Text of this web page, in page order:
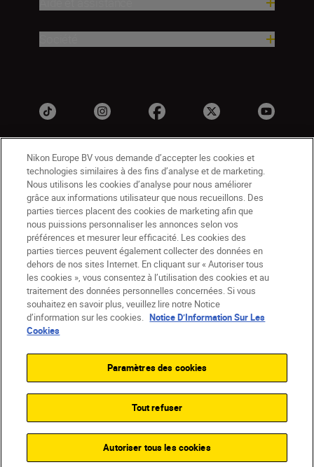
CH Nikon Sites
Contactez-nous
Avis de confidentialité
Conditions d’utilisation
CVG de la boutique Nikon Store
Notice d’information sur les cookies
Paramètres des cookies
© 2026 Nikon
SKIP
Nikon Europe BV vous demande d’accepter les cookies et
technologies similaires à des fins d’analyse et de marketing.
Nous utilisons les cookies d’analyse pour nous améliorer
grâce aux informations utilisateur que nous recueillons. Des
parties tierces placent des cookies de marketing afin que
nous puissions personnaliser les annonces selon vos
préférences et mesurer leur efficacité. Les cookies des
parties tierces peuvent également collecter des données en
dehors de nos sites Internet. En cliquant sur « Autoriser tous
les cookies », vous consentez à l’utilisation des cookies et au
traitement des données personnelles concernées. Si vous
souhaitez en savoir plus, veuillez lire notre Notice
d’information sur les cookies. Notice D’Information Sur Les
Cookies
Paramètres des cookies
Tout refuser
Autoriser tous les cookies